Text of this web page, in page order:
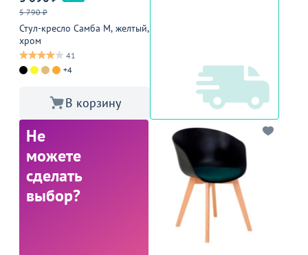
5 790 ₽
Стул-кресло Самба М, желтый,
хром
41
+4
В корзину
Не
можете
сделать
выбор?